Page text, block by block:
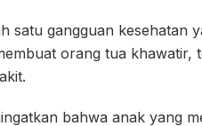
satu gangguan kesehatan
orang tua
bahwa anak yang